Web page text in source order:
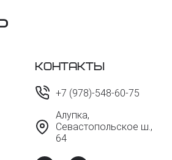
Контакты
+7 (978)-548-60-75
Алупка,
Севастопольское ш.,
64